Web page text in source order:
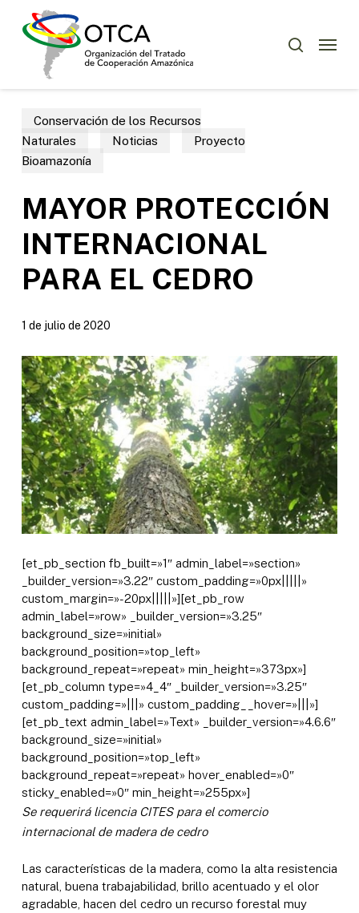
Menu
Conservación de los Recursos
Naturales
Noticias
Proyecto
Bioamazonía
MAYOR PROTECCIÓN
INTERNACIONAL
PARA EL CEDRO
1 de julio de 2020
[et_pb_section fb_built=»1″ admin_label=»section»
_builder_version=»3.22″ custom_padding=»0px|||||»
custom_margin=»-20px|||||»][et_pb_row
admin_label=»row» _builder_version=»3.25″
background_size=»initial»
background_position=»top_left»
background_repeat=»repeat» min_height=»373px»]
[et_pb_column type=»4_4″ _builder_version=»3.25″
custom_padding=»|||» custom_padding__hover=»|||»]
[et_pb_text admin_label=»Text» _builder_version=»4.6.6″
background_size=»initial»
background_position=»top_left»
background_repeat=»repeat» hover_enabled=»0″
sticky_enabled=»0″ min_height=»255px»]
Se requerirá licencia CITES para el comercio
internacional de madera de cedro
Las características de la madera, como la alta resistencia
natural, buena trabajabilidad, brillo acentuado y el olor
agradable, hacen del cedro un recurso forestal muy